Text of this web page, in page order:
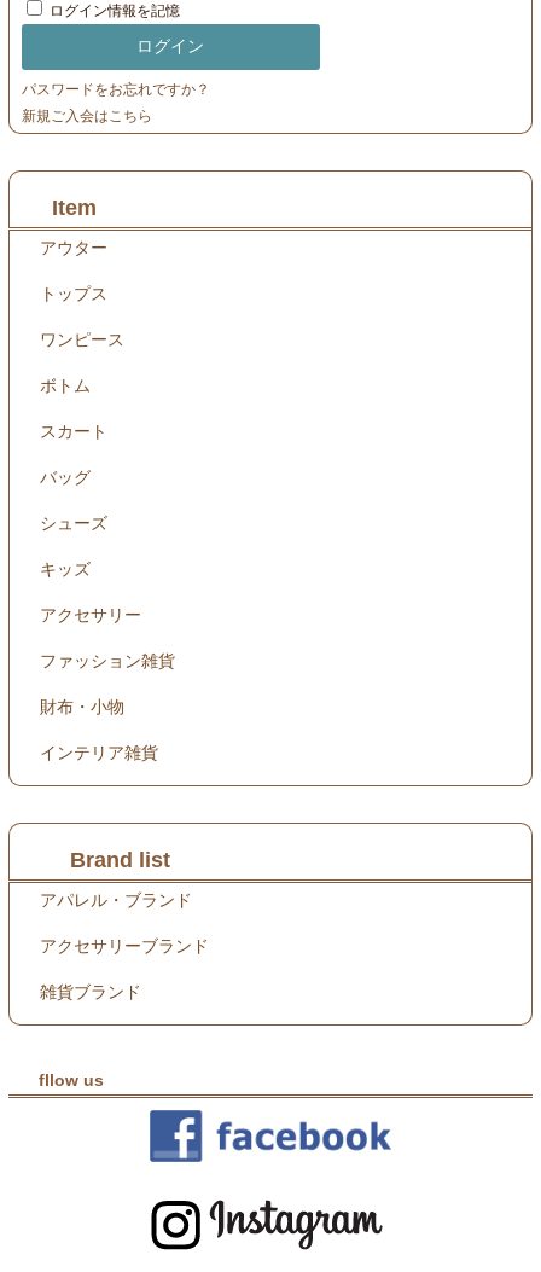
ログイン情報を記憶
パスワードをお忘れですか？
新規ご入会はこちら
Item
アウター
トップス
ワンピース
ボトム
スカート
バッグ
シューズ
キッズ
アクセサリー
ファッション雑貨
財布・小物
インテリア雑貨
Brand list
アパレル・ブランド
アクセサリーブランド
雑貨ブランド
fllow us